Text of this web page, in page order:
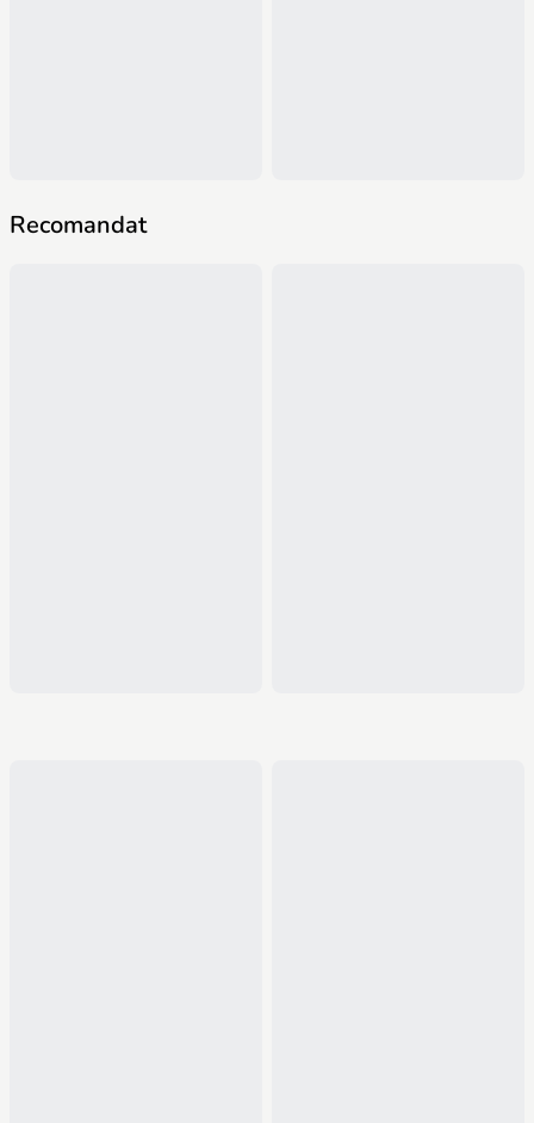
Recomandat